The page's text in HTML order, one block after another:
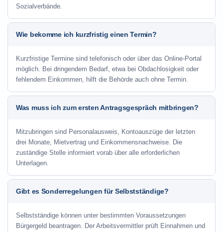
Sozialverbände.
Wie bekomme ich kurzfristig einen Termin?
Kurzfristige Termine sind telefonisch oder über das Online-Portal
möglich. Bei dringendem Bedarf, etwa bei Obdachlosigkeit oder
fehlendem Einkommen, hilft die Behörde auch ohne Termin.
Was muss ich zum ersten Antragsgespräch mitbringen?
Mitzubringen sind Personalausweis, Kontoauszüge der letzten
drei Monate, Mietvertrag und Einkommensnachweise. Die
zuständige Stelle informiert vorab über alle erforderlichen
Unterlagen.
Gibt es Sonderregelungen für Selbstständige?
Selbstständige können unter bestimmten Voraussetzungen
Bürgergeld beantragen. Der Arbeitsvermittler prüft Einnahmen und